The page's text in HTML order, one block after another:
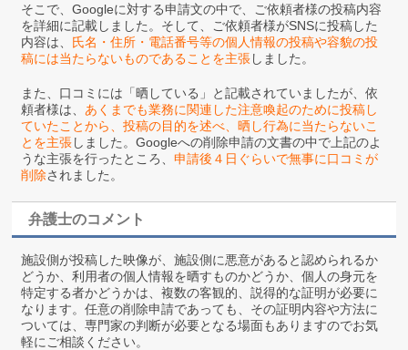
そこで、Googleに対する申請文の中で、ご依頼者様の投稿内容
を詳細に記載しました。そして、ご依頼者様がSNSに投稿した
内容は、 氏名・住所・電話番号等の個人情報の投稿や容貌の投
稿には当たらないものであることを主張しました。
また、口コミには「晒している」と記載されていましたが、依
頼者様は、 あくまでも業務に関連した注意喚起のために投稿し
ていたことから、投稿の目的を述べ、晒し行為に当たらないこ
とを主張しました。Googleへの削除申請の文書の中で上記のよ
うな主張を行ったところ、申請後４日ぐらいで無事に口コミが
削除されました。
弁護士のコメント
施設側が投稿した映像が、施設側に悪意があると認められるか
どうか、利用者の個人情報を晒すものかどうか、個人の身元を
特定する者かどうかは、複数の客観的、説得的な証明が必要に
なります。任意の削除申請であっても、その証明内容や方法に
ついては、専門家の判断が必要となる場面もありますのでお気
軽にご相談ください。